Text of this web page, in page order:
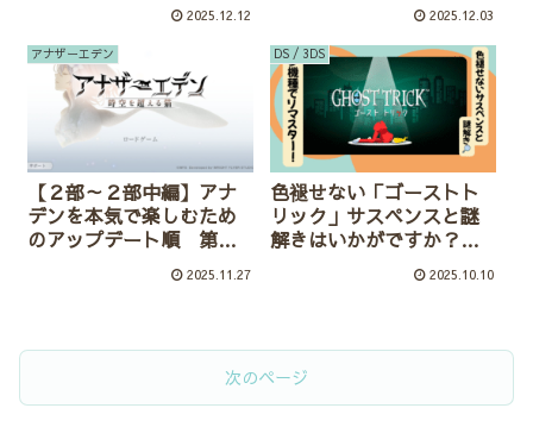
2025.12.12 2025.12.03
アナザーエデン
【２部～２部中編】アナ
デンを本気で楽しむため
のアップデート順 第３
弾〈ネタバレなし〉2025.11.27
DS / 3DS
色褪せない「ゴーストト
リック」サスペンスと謎
解きはいかがですか？多
機種でリマスター！2025.10.10
次のページ